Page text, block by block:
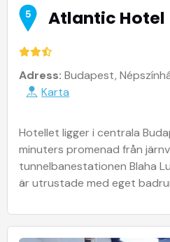
5 Atlantic Hotel
Adress: Budapest,
Karta
Hotellet ligger i centrala
minuters promenad från
tunnelbanestationen Blaha
är utrustade med eget